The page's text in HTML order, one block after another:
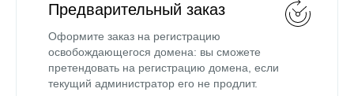
Предварительный заказ
Оформите заказ на регистрацию
освобождающегося домена: вы сможете
претендовать на регистрацию домена, если
текущий администратор его не продлит.